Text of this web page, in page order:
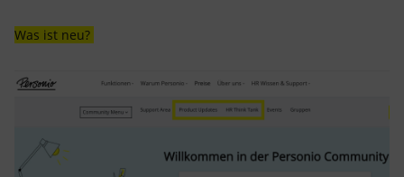
Was ist neu?